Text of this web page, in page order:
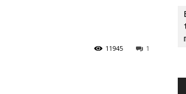
1
11945